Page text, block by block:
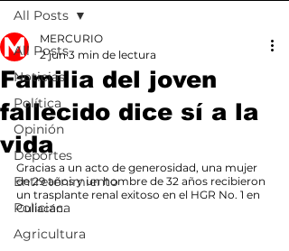
All Posts
Noticias
Política
Opinión
Deportes
Entretenimiento
Policiaca
Agricultura
All Posts
Familia del joven
fallecido dice sí a la
vida
MERCURIO
2 jun 3 min de lectura
Gracias a un acto de generosidad, una mujer
de 29 años y un hombre de 32 años recibieron
un trasplante renal exitoso en el HGR No. 1 en
Culiacán.